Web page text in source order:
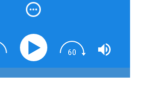
de idiomas